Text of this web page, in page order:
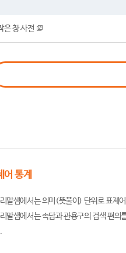
은 창 사전
어 통계
말샘에서는 의미(뜻풀이) 단위로 표제
말샘에서는 속담과 관용구의 검색 편의